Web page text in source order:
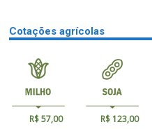
Cotações agrícolas
R$ 57,00 R$ 123,00